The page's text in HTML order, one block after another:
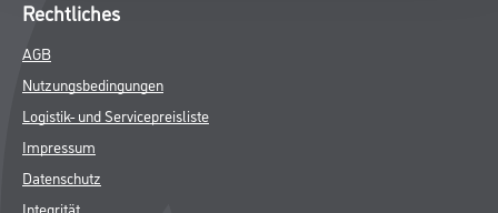
Rechtliches
AGB
Nutzungsbedingungen
Logistik- und Servicepreisliste
Impressum
Datenschutz
Integrität